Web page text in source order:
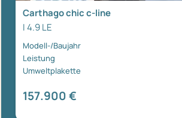
Carthago chic c-line
I 4.9 LE
Modell-/Baujahr
Leistung
Umweltplakette
157.900 €